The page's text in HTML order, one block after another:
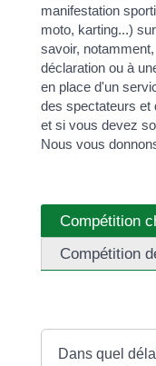
manifestation
moto, karting...)
savoir,
déclaration ou à
en place d'un
des spectateurs et
et si vous devez
Nous vous
Compétition
Compétition
Dans quel